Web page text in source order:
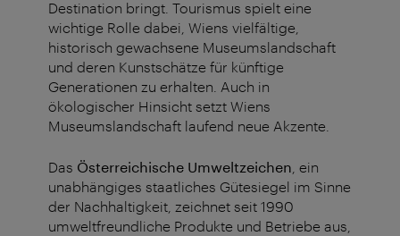
Destination bringt. Tourismus spielt eine
wichtige Rolle dabei, Wiens vielfältige,
historisch gewachsene Museumslandschaft
und deren Kunstschätze für künftige
Generationen zu erhalten. Auch in
ökologischer Hinsicht setzt Wiens
Museumslandschaft laufend neue Akzente.
Das Österreichische Umweltzeichen , ein
unabhängiges staatliches Gütesiegel im Sinne
der Nachhaltigkeit, zeichnet seit 1990
umweltfreundliche Produkte und Betriebe aus,